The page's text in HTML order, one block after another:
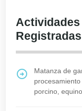
Registradas
Matanza de
porcino,